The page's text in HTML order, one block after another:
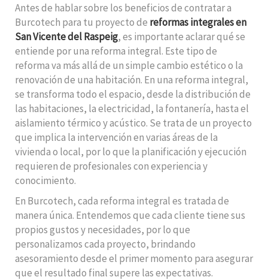
Antes de hablar sobre los beneficios de contratar a
Burcotech para tu proyecto de reformas integrales en
San Vicente del Raspeig, es importante aclarar qué se
entiende por una reforma integral. Este tipo de
reforma va más allá de un simple cambio estético o la
renovación de una habitación. En una reforma integral,
se transforma todo el espacio, desde la distribución de
las habitaciones, la electricidad, la fontanería, hasta el
aislamiento térmico y acústico. Se trata de un proyecto
que implica la intervención en varias áreas de la
vivienda o local, por lo que la planificación y ejecución
requieren de profesionales con experiencia y
conocimiento.
En Burcotech, cada reforma integral es tratada de
manera única. Entendemos que cada cliente tiene sus
propios gustos y necesidades, por lo que
personalizamos cada proyecto, brindando
asesoramiento desde el primer momento para asegurar
que el resultado final supere las expectativas.